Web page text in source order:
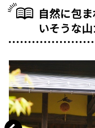
自然に包
いそうな